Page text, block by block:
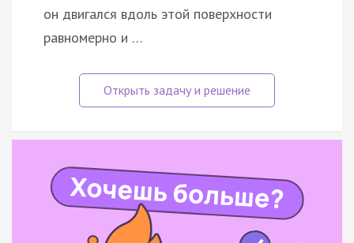
он двигался вдоль этой поверхности
равномерно и …